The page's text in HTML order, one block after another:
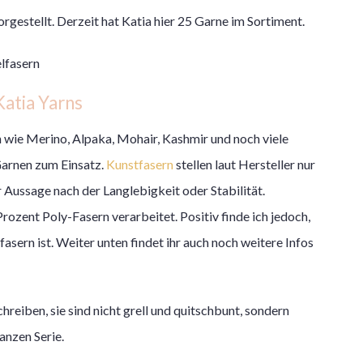
Derzeit hat Katia hier 25 Garne im Sortiment.
Yarns
Merino, Alpaka, Mohair, Kashmir und noch viele
zum Einsatz. Kunstfasern stellen laut Hersteller nur
Aussage nach der Langlebigkeit oder Stabilität.
Poly-Fasern verarbeitet. Positiv finde ich jedoch,
ist. Weiter unten findet ihr auch noch weitere Infos
sie sind nicht grell und quitschbunt, sondern
Serie.